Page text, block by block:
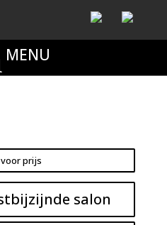
prijs
salon